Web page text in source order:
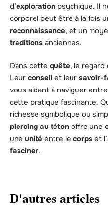
d’exploration psychique. Il
corporel peut être à la fois
reconnaissance, et un
traditions anciennes.
Dans cette quête, le regard
Leur conseil et leur savoir-
vous aidant à naviguer
cette pratique fascinante.
richesse symbolique ou
piercing au téton offre une
une unité entre le corps et
fasciner.
D'autres articles